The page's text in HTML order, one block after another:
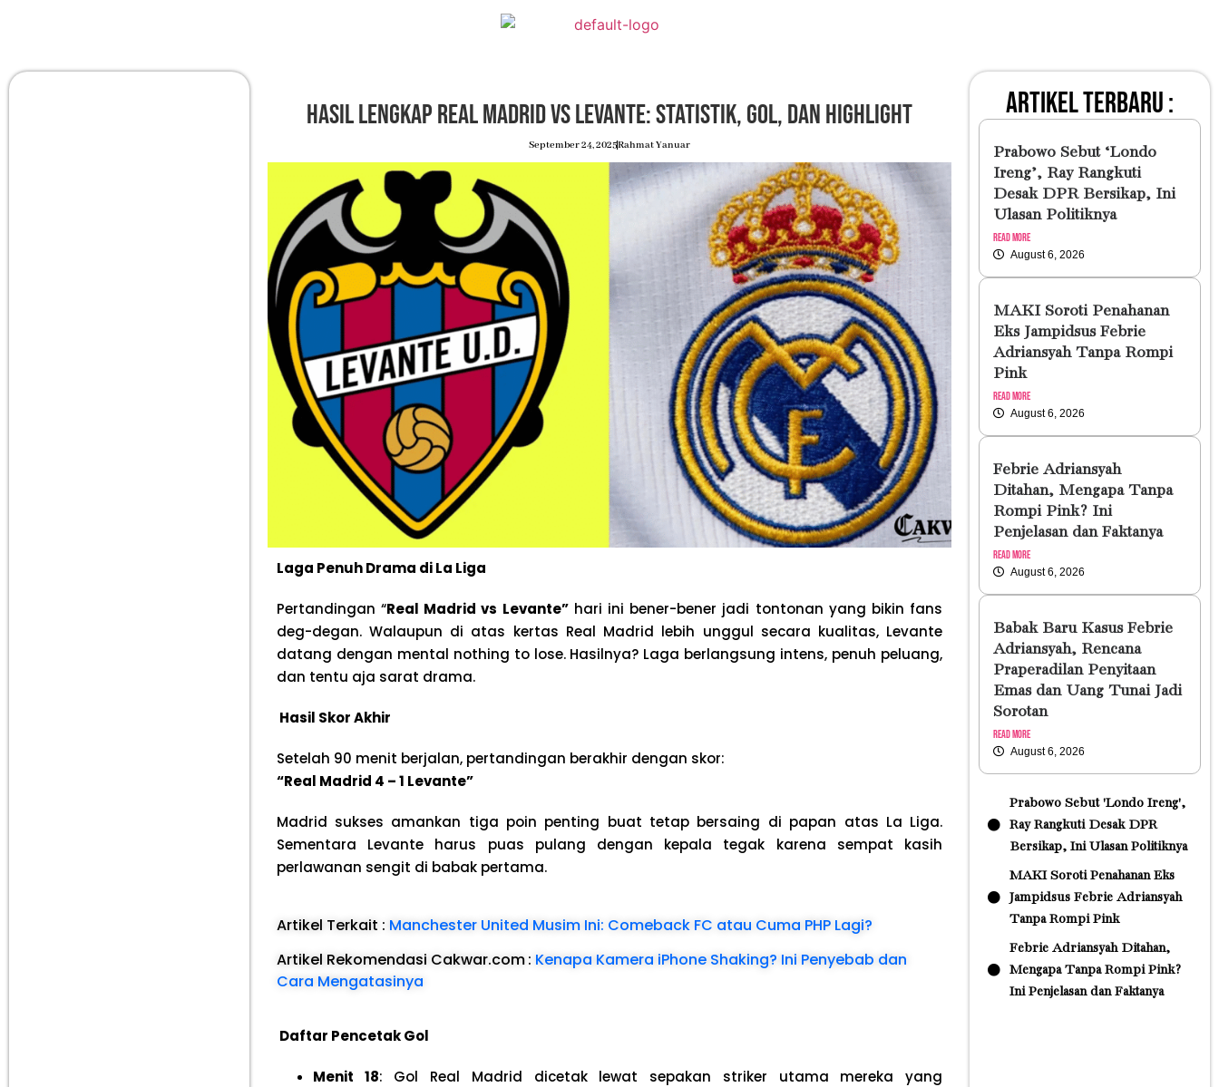
Hasil Lengkap Real Madrid vs Levante: Statistik, Gol, dan Highlight
September 24, 2025Rahmat Yanuar
Laga Penuh Drama di La Liga
Pertandingan “Real Madrid vs Levante”hari ini bener-bener jadi tontonan yang bikin fans
deg-degan. Walaupun di atas kertas Real Madrid lebih unggul secara kualitas, Levante
datang dengan mental nothing to lose. Hasilnya? Laga berlangsung intens, penuh peluang,
dan tentu aja sarat drama.
Hasil Skor Akhir
Setelah 90 menit berjalan, pertandingan berakhir dengan skor:
“Real Madrid 4 – 1 Levante”
Madrid sukses amankan tiga poin penting buat tetap bersaing di papan atas La Liga.
Sementara Levante harus puas pulang dengan kepala tegak karena sempat kasih
perlawanan sengit di babak pertama.
Artikel Terkait : Manchester United Musim Ini: Comeback FC atau Cuma PHP Lagi?
Artikel Rekomendasi Cakwar.com: Kenapa Kamera iPhone Shaking? Ini Penyebab dan
Cara Mengatasinya
Daftar Pencetak Gol
Menit 18: Gol Real Madrid dicetak lewat sepakan striker utama mereka yang
artikel terbaru :
Prabowo Sebut ‘Londo
Ireng’, Ray Rangkuti
Desak DPR Bersikap, Ini
Ulasan Politiknya
Read More
August 6, 2026
MAKI Soroti Penahanan
Eks Jampidsus Febrie
Adriansyah Tanpa Rompi
Pink
Read More
August 6, 2026
Febrie Adriansyah
Ditahan, Mengapa Tanpa
Rompi Pink? Ini
Penjelasan dan Faktanya
Read More
August 6, 2026
Babak Baru Kasus Febrie
Adriansyah, Rencana
Praperadilan Penyitaan
Emas dan Uang Tunai Jadi
Sorotan
Read More
August 6, 2026
Prabowo Sebut 'Londo Ireng',
Ray Rangkuti Desak DPR
Bersikap, Ini Ulasan Politiknya
MAKI Soroti Penahanan Eks
Jampidsus Febrie Adriansyah
Tanpa Rompi Pink
Febrie Adriansyah Ditahan,
Mengapa Tanpa Rompi Pink?
Ini Penjelasan dan Faktanya